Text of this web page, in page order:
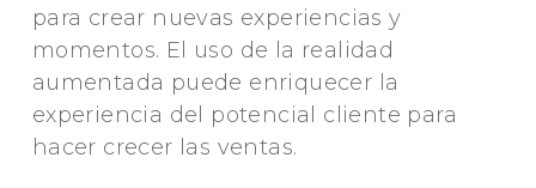
para crear nuevas experiencias y
momentos. El uso de la realidad
aumentada puede enriquecer la
experiencia del potencial cliente para
hacer crecer las ventas.